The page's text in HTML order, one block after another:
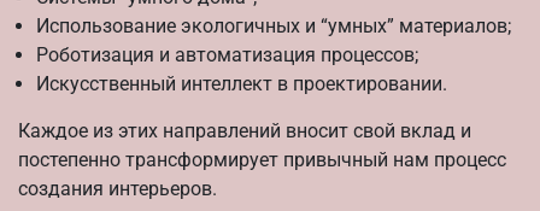
Использование экологичных и “умных” материалов;
Роботизация и автоматизация процессов;
Искусственный интеллект в проектировании.
Каждое из этих направлений вносит свой вклад и
постепенно трансформирует привычный нам процесс
создания интерьеров.